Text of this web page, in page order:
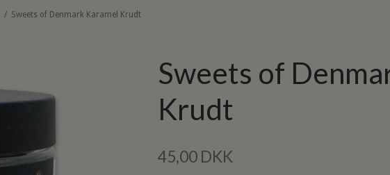
/ Sweets of Denmark Karamel Krudt
Sweets of
Krudt
45,00 DKK